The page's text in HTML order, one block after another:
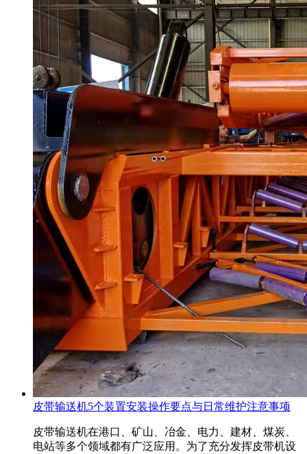
皮带输送机5个装置安装操作要点与日常维护注意事项
皮带输送机在港口、矿山、冶金、电力、建材、煤炭、
电站等多个领域都有广泛应用。为了充分发挥皮带机设